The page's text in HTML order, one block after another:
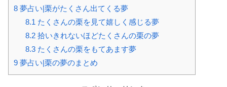
8 夢占い|栗がたくさん出てくる夢
8.1 たくさんの栗を見て嬉しく感じる夢
8.2拾いきれないほどたくさんの栗の夢
8.3たくさんの栗をもてあます夢
9 夢占い|栗の夢のまとめ